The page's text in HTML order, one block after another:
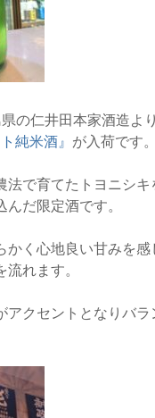
の仁井田本家酒造より
純米酒』 が入荷です。
法で育てたトヨニシキ
だ限定酒です。
かく心地良い甘みを感
れます。
アクセントとなりバラ